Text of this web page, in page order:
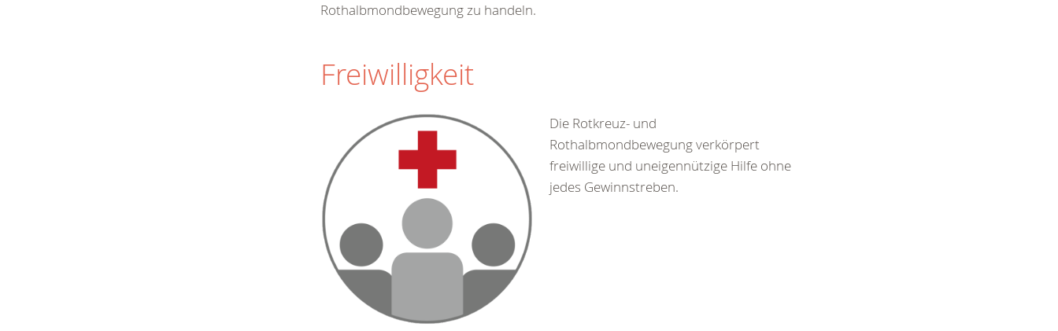
Rothalbmondbewegung zu handeln.
Freiwilligkeit
Die Rotkreuz- und
Rothalbmondbewegung verkörpert
freiwillige und uneigennützige Hilfe ohne
jedes Gewinnstreben.